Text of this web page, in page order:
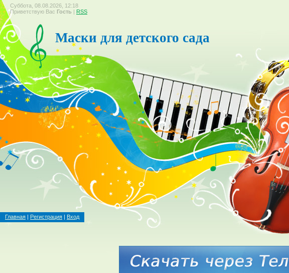
Суббота, 08.08.2026, 12:18
Приветствую Вас Гость | RSS
Маски для детского сада
Главная | Регистрация | Вход